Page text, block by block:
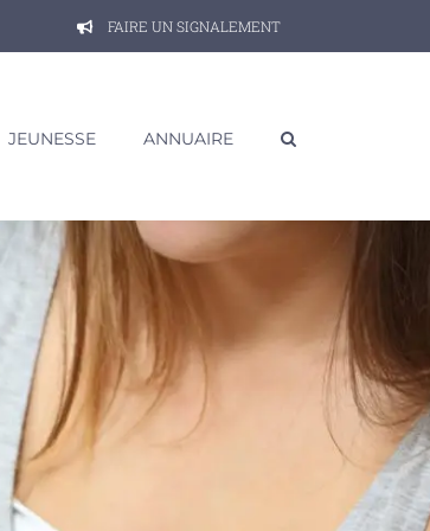
FAIRE UN SIGNALEMENT
JEUNESSE ANNUAIRE